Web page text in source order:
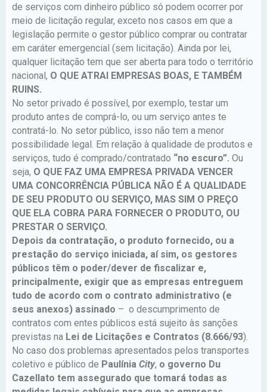
de serviços com dinheiro público só podem ocorrer por
meio de licitação regular, exceto nos casos em que a
legislação permite o gestor público comprar ou contratar
em caráter emergencial (sem licitação). Ainda por lei,
qualquer licitação tem que ser aberta para todo o território
nacional, O QUE ATRAI EMPRESAS BOAS, E TAMBÉM
RUINS.
No setor privado é possível, por exemplo, testar um
produto antes de comprá-lo, ou um serviço antes te
contratá-lo. No setor público, isso não tem a menor
possibilidade legal. Em relação à qualidade de produtos e
serviços, tudo é comprado/contratado “no escuro”. Ou
seja, O QUE FAZ UMA EMPRESA PRIVADA VENCER
UMA CONCORRÊNCIA PÚBLICA NÃO É A QUALIDADE
DE SEU PRODUTO OU SERVIÇO, MAS SIM O PREÇO
QUE ELA COBRA PARA FORNECER O PRODUTO, OU
PRESTAR O SERVIÇO.
Depois da contratação, o produto fornecido, ou a
prestação do serviço iniciada, aí sim, os gestores
públicos têm o poder/dever de fiscalizar e,
principalmente, exigir que as empresas entreguem
tudo de acordo com o contrato administrativo (e
seus anexos) assinado – o descumprimento de
contratos com entes públicos está sujeito às sanções
previstas na Lei de Licitações e Contratos (8.666/93).
No caso dos problemas apresentados pelos transportes
coletivo e público de Paulínia City, o governo Du
Cazellato tem assegurado que tomará todas as